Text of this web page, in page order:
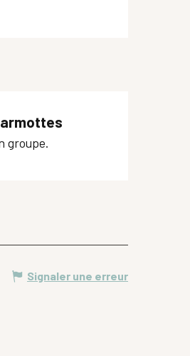
groupe.
Signaler une erreur